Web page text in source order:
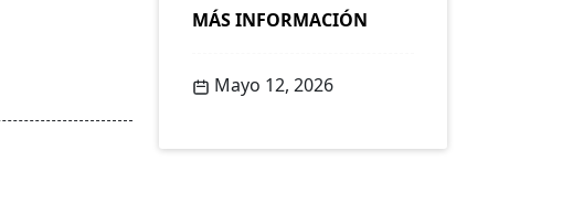
MÁS INFORMACIÓN
Mayo 12, 2026